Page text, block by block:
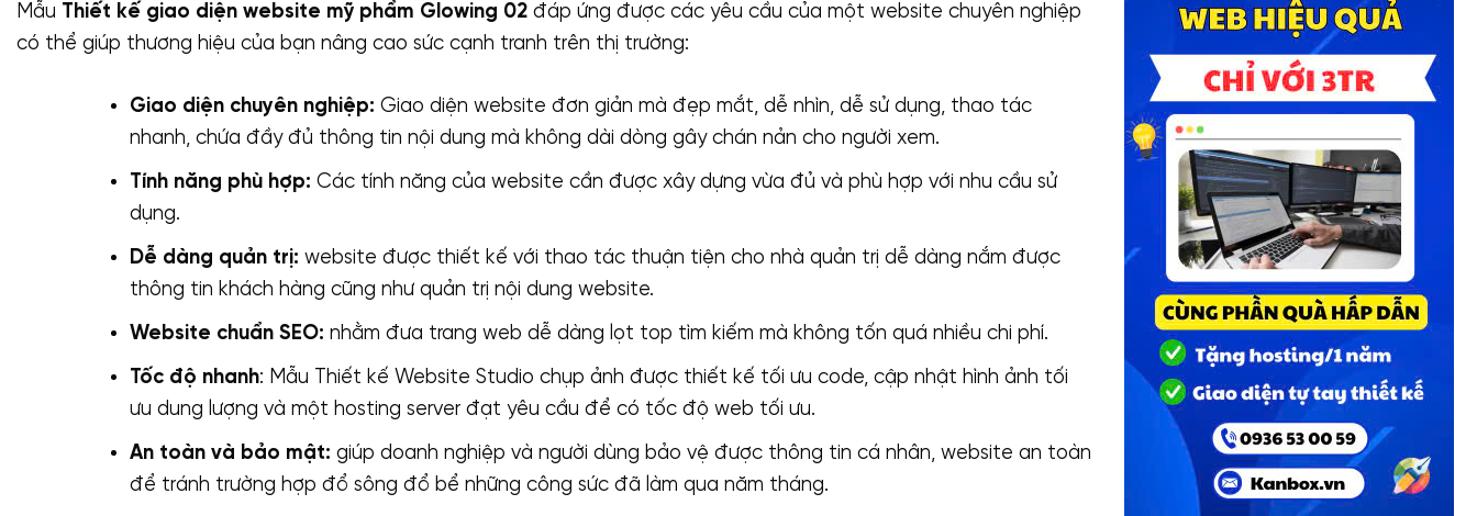
Mẫu Thiết kế giao diện website mỹ phẩm Glowing 02 đáp ứng được các yêu cầu của một website chuyên nghiệp
có thể giúp thương hiệu của bạn nâng cao sức cạnh tranh trên thị trường:
Giao diện chuyên nghiệp: Giao diện website đơn giản mà đẹp mắt, dễ nhìn, dễ sử dụng, thao tác
nhanh, chứa đầy đủ thông tin nội dung mà không dài dòng gây chán nản cho người xem.
Tính năng phù hợp: Các tính năng của website cần được xây dựng vừa đủ và phù hợp với nhu cầu sử
dụng.
Dễ dàng quản trị: website được thiết kế với thao tác thuận tiện cho nhà quản trị dễ dàng nắm được
thông tin khách hàng cũng như quản trị nội dung website.
Website chuẩn SEO: nhằm đưa trang web dễ dàng lọt top tìm kiếm mà không tốn quá nhiều chi phí.
Tốc độ nhanh: Mẫu Thiết kế Website Studio chụp ảnh được thiết kế tối ưu code, cập nhật hình ảnh tối
ưu dung lượng và một hosting server đạt yêu cầu để có tốc độ web tối ưu.
An toàn và bảo mật: giúp doanh nghiệp và người dùng bảo vệ được thông tin cá nhân, website an toàn
để tránh trường hợp đổ sông đổ bể những công sức đã làm qua năm tháng.